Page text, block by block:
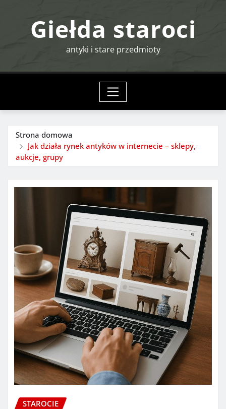
Giełda staroci
antyki i stare przedmioty
Strona domowa
Jak działa rynek antyków w internecie – sklepy,
aukcje, grupy
STAROCIE